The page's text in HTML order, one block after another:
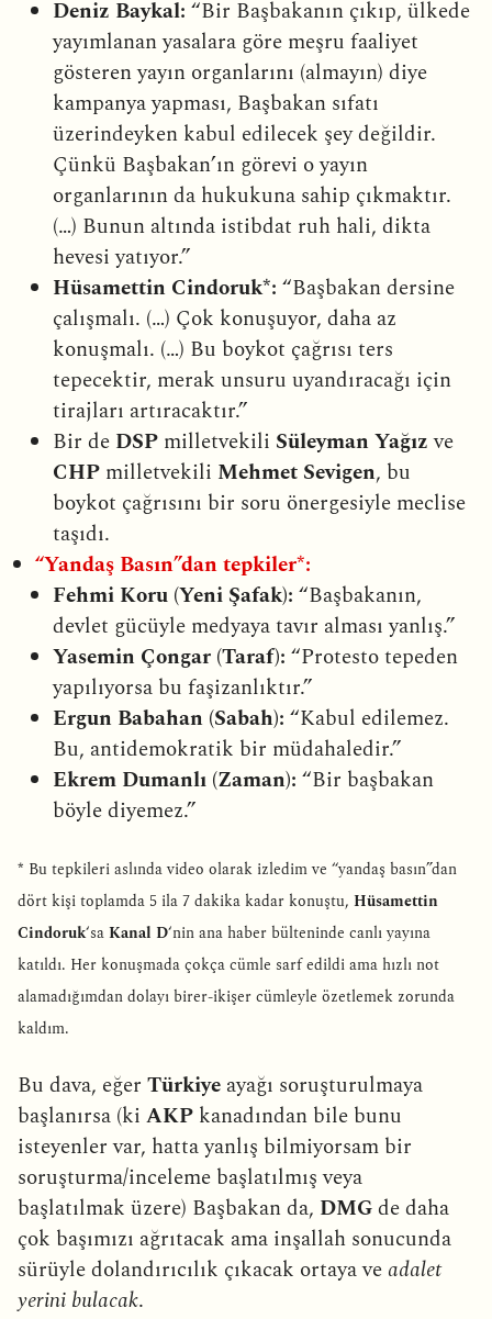
Deniz Baykal: “Bir Başbakanın çıkıp, ülkede
yayımlanan yasalara göre meşru faaliyet
gösteren yayın organlarını (almayın) diye
kampanya yapması, Başbakan sıfatı
üzerindeyken kabul edilecek şey değildir.
Çünkü Başbakan’ın görevi o yayın
organlarının da hukukuna sahip çıkmaktır.
(…) Bunun altında istibdat ruh hali, dikta
hevesi yatıyor.”
Hüsamettin Cindoruk*: “Başbakan dersine
çalışmalı. (…) Çok konuşuyor, daha az
konuşmalı. (…) Bu boykot çağrısı ters
tepecektir, merak unsuru uyandıracağı için
tirajları artıracaktır.”
Bir de DSP milletvekili Süleyman Yağızve
CHP milletvekili Mehmet Sevigen, bu
boykot çağrısını bir soru önergesiyle meclise
taşıdı.
“Yandaş Basın”dan tepkiler*:
Fehmi Koru (Yeni Şafak): “Başbakanın,
devlet gücüyle medyaya tavır alması yanlış.”
Yasemin Çongar (Taraf): “Protesto tepeden
yapılıyorsa bu faşizanlıktır.”
Ergun Babahan (Sabah): “Kabul edilemez.
Bu, antidemokratik bir müdahaledir.”
Ekrem Dumanlı (Zaman): “Bir başbakan
böyle diyemez.”
* Bu tepkileri aslında video olarak izledim ve “yandaş basın”dan
dört kişi toplamda 5 ila 7 dakika kadar konuştu, Hüsamettin
Cindoruk‘saKanal D‘nin ana haber bülteninde canlı yayına
katıldı. Her konuşmada çokça cümle sarf edildi ama hızlı not
alamadığımdan dolayı birer-ikişer cümleyle özetlemek zorunda
kaldım.
Bu dava, eğer Türkiye ayağı soruşturulmaya
başlanırsa (ki AKP kanadından bile bunu
isteyenler var, hatta yanlış bilmiyorsam bir
soruşturma/inceleme başlatılmış veya
başlatılmak üzere) Başbakan da, DMGde daha
çok başımızı ağrıtacak ama inşallah sonucunda
sürüyle dolandırıcılık çıkacak ortaya ve adalet
yerini bulacak.